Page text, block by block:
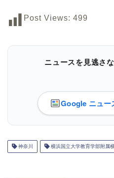
Post Views: 499
ニュースを見逃さ
Google ニュー
神奈川 横浜国立大学教育学部附属